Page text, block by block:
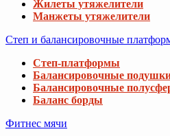
Жилеты утяжелители
Манжеты утяжелители
Степ и балансировочные
Степ-платформы
Балансировочные
Балансировочные
Баланс борды
Фитнес мячи